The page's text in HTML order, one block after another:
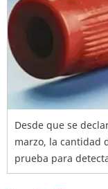
Desde que se
marzo, la cantidad
prueba para